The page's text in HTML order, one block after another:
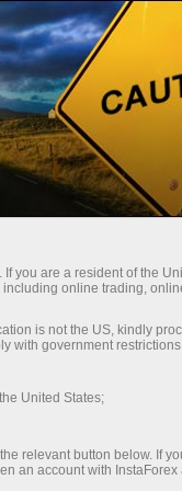
бири,
you are a resident of the
online trading,
is not the US, kindly
with government
United States;
relevant button below. If
an account with InstaForex